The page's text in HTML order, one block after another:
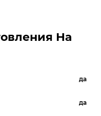
На
да
да